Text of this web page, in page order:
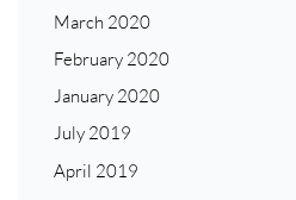
March 2020
February 2020
January 2020
July 2019
April 2019